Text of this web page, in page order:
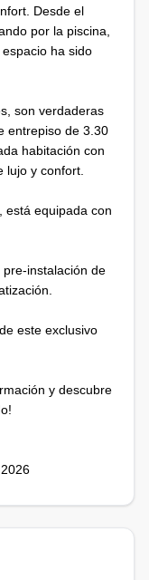
Desde el
por la piscina,
ha sido
son verdaderas
entrepiso de 3.30
habitación con
lujo y confort.
está equipada con
instalación de
este exclusivo
y descubre